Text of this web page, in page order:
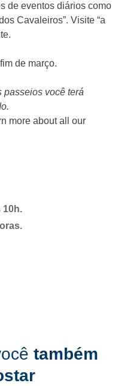
de eventos diários como
Cavaleiros”. Visite “a
de março.
passeios você terá
more about all our
10h.
também